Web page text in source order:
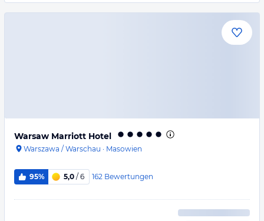
Warsaw Marriott Hotel
Warszawa / Warschau · Masowien
95% 5,0 / 6 162 Bewertungen